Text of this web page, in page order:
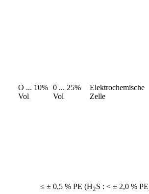
O ... 10%
Vol
0 ... 25%
Vol
Elektrochemische
Zelle
≤ ± 0,5 % PE (H2S : < ± 2,0 %